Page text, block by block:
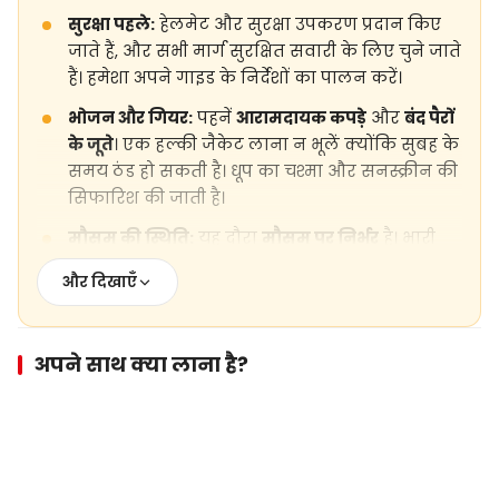
सुरक्षा पहले: हेलमेट और सुरक्षा उपकरण प्रदान किए
जाते हैं, और सभी मार्ग सुरक्षित सवारी के लिए चुने जाते
हैं। हमेशा अपने गाइड के निर्देशों का पालन करें।
भोजन और गियर: पहनें आरामदायक कपड़े और बंद पैरों
के जूते। एक हल्की जैकेट लाना न भूलें क्योंकि सुबह के
समय ठंड हो सकती है। धूप का चश्मा और सनस्क्रीन की
सिफारिश की जाती है।
मौसम की स्थिति: यह दौरा मौसम पर निर्भर है। भारी
बारिश, तेज़ हवाओं, या असुरक्षित स्थितियों के मामले में
दौरा स्थगित या पुनर्निर्धारित किया जा सकता है।
फिटनेस स्तर:यह दौराआसान से मध्यमहै, जो
अधिकांश यात्रियों के लिए उपयुक्त है। हल्की ऑफ-रोड
और दिखाएँ
अपने साथ क्या लाना है?